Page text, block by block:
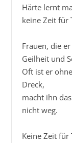
Härte lernt
keine Zeit für
Frauen, die
Geilheit und
Oft ist er
Dreck,
macht ihn
nicht weg.
Keine Zeit für